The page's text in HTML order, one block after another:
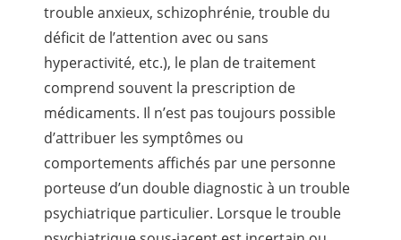
trouble anxieux, schizophrénie, trouble du
déficit de l’attention avec ou sans
hyperactivité, etc.), le plan de traitement
comprend souvent la prescription de
médicaments. Il n’est pas toujours possible
d’attribuer les symptômes ou
comportements affichés par une personne
porteuse d’un double diagnostic à un trouble
psychiatrique particulier. Lorsque le trouble